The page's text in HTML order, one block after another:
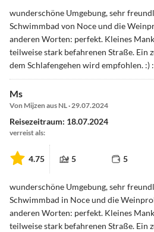
wunderschöne Umgebung, sehr
Schwimmbad von Noce und die
anderen Worten: perfekt. Kleines
teilweise stark befahrenen Straße. Ein
dem Schlafengehen wird empfohlen. :)
Ms
Von Mijzen aus NL · 29.07.2024
Reisezeitraum: 18.07.2024
verreist als:
4.75 5 5
wunderschöne Umgebung, sehr
Schwimmbad in Noce und die
anderen Worten: perfekt. Kleines
teilweise stark befahrenen Straße. Ein